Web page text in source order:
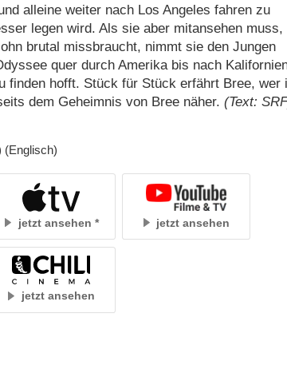
alleine weiter nach Los Angeles fahren zu
legen wird. Als sie aber mitansehen muss,
brutal missbraucht, nimmt sie den Jungen
quer durch Amerika bis nach
finden hofft. Stück für Stück erfährt Bree, wer
dem Geheimnis von Bree näher.(Text:
(Englisch)
jetzt ansehen jetzt ansehen
jetzt ansehen